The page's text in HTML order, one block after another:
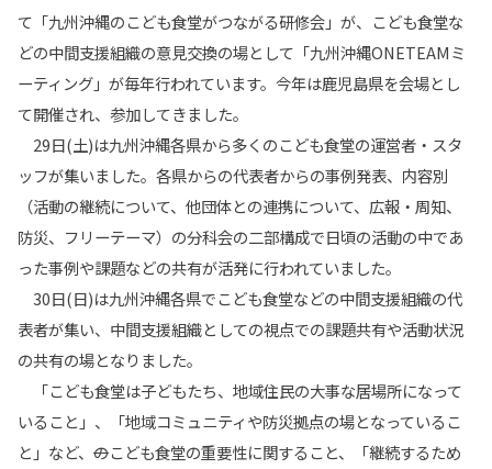
て「九州沖縄のこども食堂がつながる研修会」が、こども食堂な
どの中間支援組織の意見交換の場として「九州沖縄ONETEAMミ
ーティング」が毎年行われています。今年は鹿児島県を会場とし
て開催され、参加してきました。
29日(土)は九州沖縄各県から多くのこども食堂の運営者・スタ
ッフが集いました。各県からの代表者からの事例発表、内容別
（活動の継続について、他団体との連携について、広報・周知、
防災、フリーテーマ）の分科会の二部構成で日頃の活動の中であ
った事例や課題などの共有が活発に行われていました。
30日(日)は九州沖縄各県でこども食堂などの中間支援組織の代
表者が集い、中間支援組織としての視点での課題共有や活動状況
の共有の場となりました。
「こども食堂は子どもたち、地域住民の大事な居場所になって
いること」、「地域コミュニティや防災拠点の場となっているこ
と」など、 のこども食堂の重要性に関すること、「継続するため